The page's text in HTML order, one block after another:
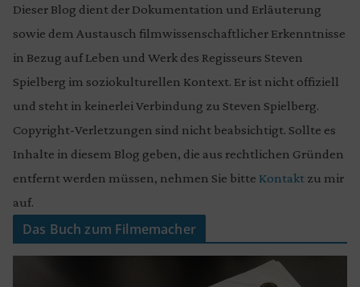
Dieser Blog dient der Dokumentation und Erläuterung
sowie dem Austausch filmwissenschaftlicher Erkenntnisse
in Bezug auf Leben und Werk des Regisseurs Steven
Spielberg im soziokulturellen Kontext. Er ist nicht offiziell
und steht in keinerlei Verbindung zu Steven Spielberg.
Copyright-Verletzungen sind nicht beabsichtigt. Sollte es
Inhalte in diesem Blog geben, die aus rechtlichen Gründen
entfernt werden müssen, nehmen Sie bitte Kontakt zu mir
auf.
Das Buch zum Filmemacher